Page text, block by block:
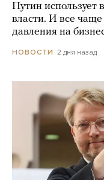
Путин использует
власти. И все
давления на
НОВОСТИ 2 дня назад